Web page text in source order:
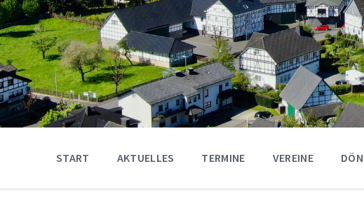
START AKTUELLES TERMINE VEREINE